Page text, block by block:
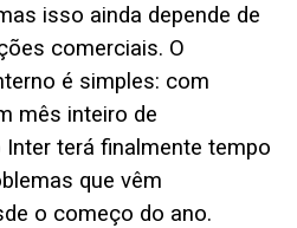
isso ainda depende de
comerciais. O
é simples: com
mês inteiro de
terá finalmente tempo
que vêm
o começo do ano.